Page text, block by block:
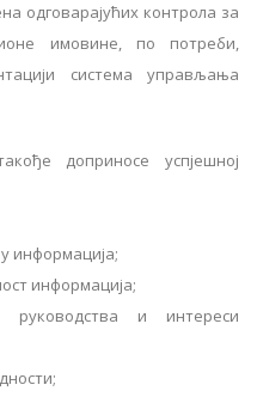
одговарајућих контрола за
имовине, по потреби,
система управљања
доприносе успјешној
информација;
информација;
руководства и интереси